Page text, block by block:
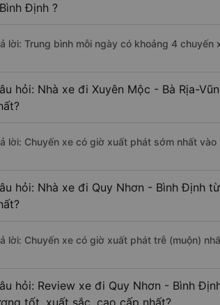
Định ?
lời: Trung bình mỗi ngày có khoảng 4
hỏi: Nhà xe đi Xuyên Mộc - Bà Rịa-
lời: Chuyến xe có giờ xuất phát sớm nhất
hỏi: Nhà xe đi Quy Nhơn - Bình Định
lời: Chuyến xe có giờ xuất phát trễ (muộn)
hỏi: Review xe đi Quy Nhơn - Bình